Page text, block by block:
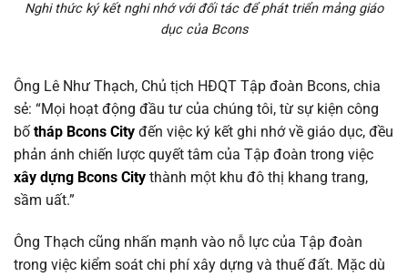
Nghi thức ký kết nghi nhớ với đối tác để phát triển mảng giáo
dục của Bcons
Ông Lê Như Thạch, Chủ tịch HĐQT Tập đoàn Bcons, chia
sẻ: “Mọi hoạt động đầu tư của chúng tôi, từ sự kiện công
bốtháp Bcons City đến việc ký kết ghi nhớ về giáo dục, đều
phản ánh chiến lược quyết tâm của Tập đoàn trong việc
xây dựng Bcons City thành một khu đô thị khang trang,
sầm uất.”
Ông Thạch cũng nhấn mạnh vào nỗ lực của Tập đoàn
trong việc kiểm soát chi phí xây dựng và thuế đất. Mặc dù